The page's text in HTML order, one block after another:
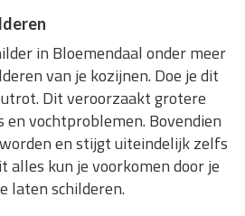
in Bloemendaal onder meer
van je kozijnen. Doe je dit
Dit veroorzaakt grotere
en vochtproblemen. Bovendien
en stijgt uiteindelijk zelfs
alles kun je voorkomen door je
laten schilderen.